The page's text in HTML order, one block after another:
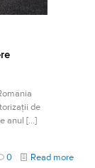
de
anul […]
0 Read more